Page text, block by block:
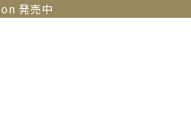
発売中